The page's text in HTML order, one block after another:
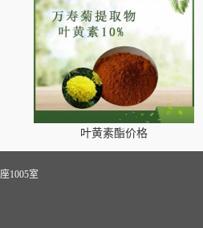
叶黄素酯价格
1005室